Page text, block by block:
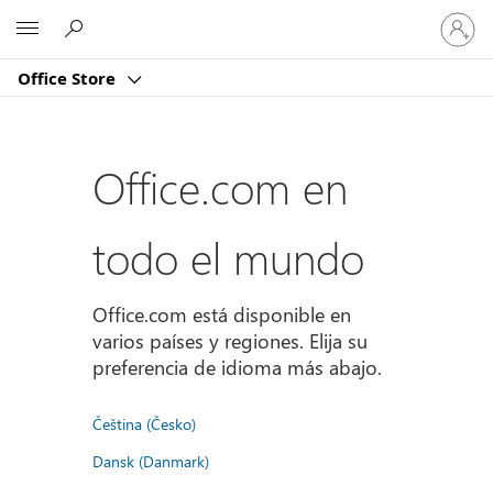
Office Store
Iniciar
sesión
en
cuenta
Office.com en
todo el mundo
Office.com está disponible en
varios países y regiones. Elija su
preferencia de idioma más abajo.
Čeština (Česko)
Dansk (Danmark)